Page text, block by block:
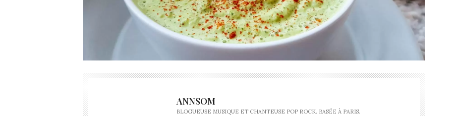
ANNSOM
BLOGUEUSE MUSIQUE ET CHANTEUSE POP ROCK. BASÉE À PARIS.